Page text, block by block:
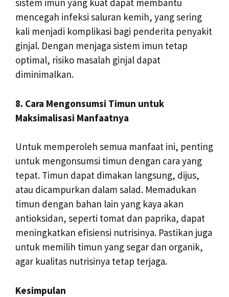
sistem imun yang kuat dapat membantu
mencegah infeksi saluran kemih, yang sering
kali menjadi komplikasi bagi penderita penyakit
ginjal. Dengan menjaga sistem imun tetap
optimal, risiko masalah ginjal dapat
diminimalkan.
8. Cara Mengonsumsi Timun untuk
Maksimalisasi Manfaatnya
Untuk memperoleh semua manfaat ini, penting
untuk mengonsumsi timun dengan cara yang
tepat. Timun dapat dimakan langsung, dijus,
atau dicampurkan dalam salad. Memadukan
timun dengan bahan lain yang kaya akan
antioksidan, seperti tomat dan paprika, dapat
meningkatkan efisiensi nutrisinya. Pastikan juga
untuk memilih timun yang segar dan organik,
agar kualitas nutrisinya tetap terjaga.
Kesimpulan